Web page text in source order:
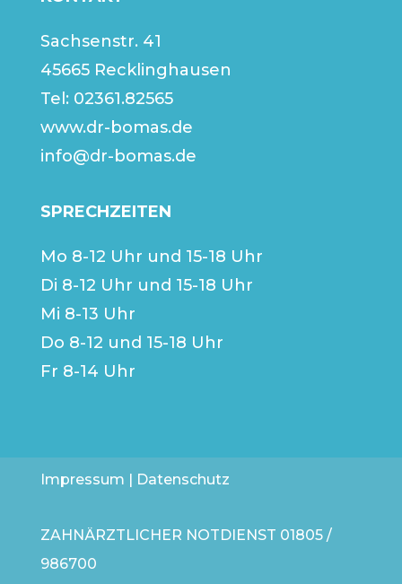
Sachsenstr. 41
45665 Recklinghausen
Tel: 02361.82565
www.dr-bomas.de
info@dr-bomas.de
SPRECHZEITEN
Mo 8-12 Uhr und 15-18 Uhr
Di 8-12 Uhr und 15-18 Uhr
Mi 8-13 Uhr
Do 8-12 und 15-18 Uhr
Fr 8-14 Uhr
Impressum | Datenschutz
ZAHNÄRZTLICHER NOTDIENST 01805 /
986700